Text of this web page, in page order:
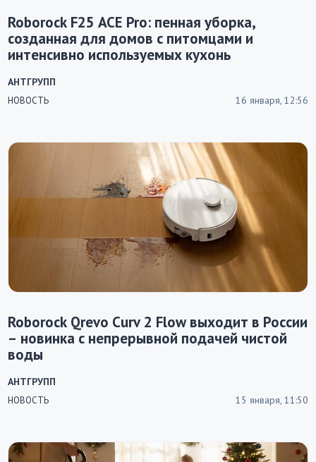
Roborock F25 ACE Pro: пенная уборка,
созданная для домов с питомцами и
интенсивно используемых кухонь
НОВОСТЬ 16 января, 12:56
АНТГРУПП
Roborock Qrevo Curv 2 Flow выходит в России
– новинка с непрерывной подачей чистой
воды
НОВОСТЬ 15 января, 11:50
АНТГРУПП